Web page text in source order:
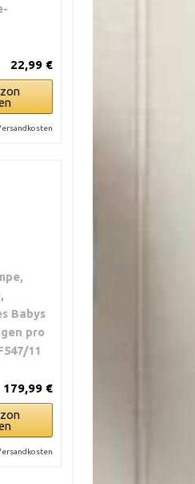
22,99 €
Babys
pro
11
179,99 €